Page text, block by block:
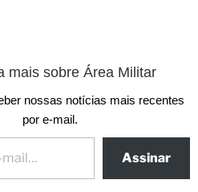
mais sobre Área Militar
nossas notícias mais recentes
por e-mail.
Assinar